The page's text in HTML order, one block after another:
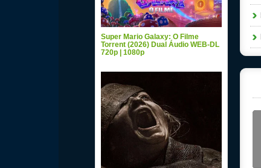
Super Mario Galaxy: O Filme
Torrent (2026) Dual Áudio WEB-DL
720p | 1080p